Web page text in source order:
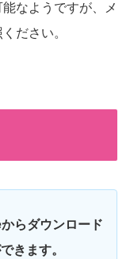
なようですが、メ
ださい。
らダウンロード
きます。